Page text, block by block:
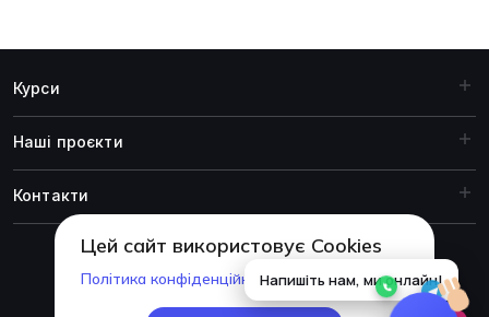
Курси
Наші проєкти
Контакти
© 1999-2026 Академія ITSTEP.
Цей сайт використовує Cookies
Політика конфіденційності